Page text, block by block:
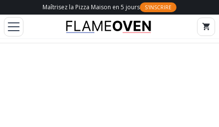
Maîtrisez la Pizza Maison en 5 jours S'INSCRIRE